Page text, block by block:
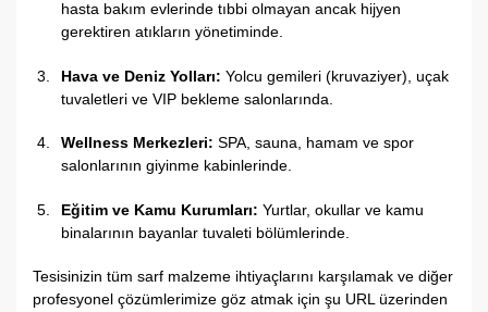
hasta bakım evlerinde tıbbi olmayan ancak hijyen
gerektiren atıkların yönetiminde.
Hava ve Deniz Yolları: Yolcu gemileri (kruvaziyer), uçak
tuvaletleri ve VIP bekleme salonlarında.
Wellness Merkezleri: SPA, sauna, hamam ve spor
salonlarının giyinme kabinlerinde.
Eğitim ve Kamu Kurumları: Yurtlar, okullar ve kamu
binalarının bayanlar tuvaleti bölümlerinde.
Tesisinizin tüm sarf malzeme ihtiyaçlarını karşılamak ve diğer
profesyonel çözümlerimize göz atmak için şu URL üzerinden